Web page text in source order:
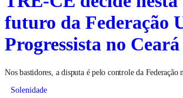
TRE-CE decide nesta
futuro da Federação
Progressista no Ceará
Nos bastidores, a disputa é pelo controle da Federação